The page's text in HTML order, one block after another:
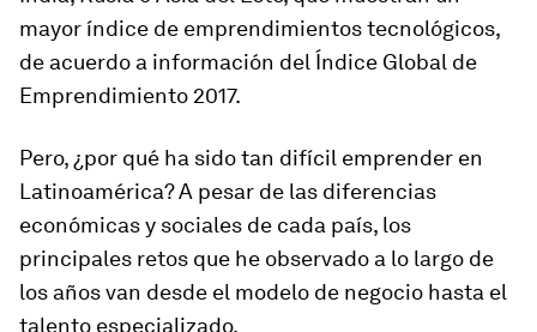
mayor índice de emprendimientos tecnológicos,
de acuerdo a información del Índice Global de
Emprendimiento 2017.
Pero, ¿por qué ha sido tan difícil emprender en
Latinoamérica? A pesar de las diferencias
económicas y sociales de cada país, los
principales retos que he observado a lo largo de
los años van desde el modelo de negocio hasta el
talento especializado.